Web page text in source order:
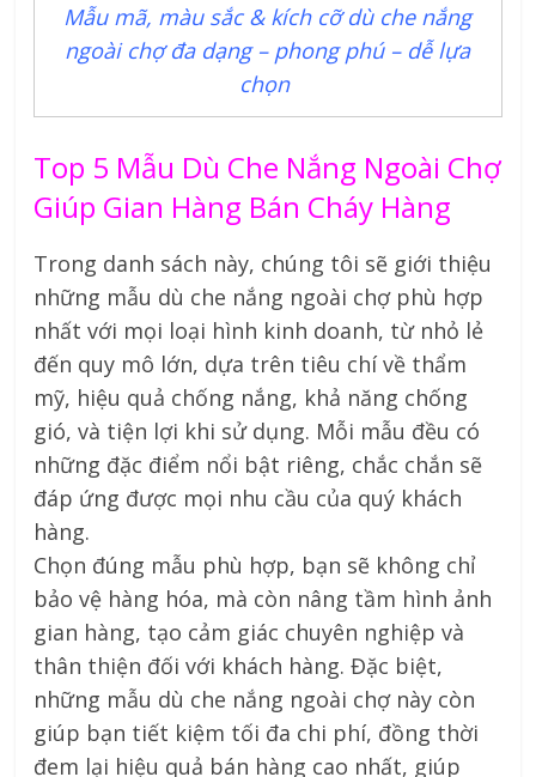
Mẫu mã, màu sắc & kích cỡ dù che nắng
ngoài chợ đa dạng – phong phú – dễ lựa
chọn
Top 5 Mẫu Dù Che Nắng Ngoài Chợ
Giúp Gian Hàng Bán Cháy Hàng
Trong danh sách này, chúng tôi sẽ giới thiệu
những mẫu dù che nắng ngoài chợ phù hợp
nhất với mọi loại hình kinh doanh, từ nhỏ lẻ
đến quy mô lớn, dựa trên tiêu chí về thẩm
mỹ, hiệu quả chống nắng, khả năng chống
gió, và tiện lợi khi sử dụng. Mỗi mẫu đều có
những đặc điểm nổi bật riêng, chắc chắn sẽ
đáp ứng được mọi nhu cầu của quý khách
hàng.
Chọn đúng mẫu phù hợp, bạn sẽ không chỉ
bảo vệ hàng hóa, mà còn nâng tầm hình ảnh
gian hàng, tạo cảm giác chuyên nghiệp và
thân thiện đối với khách hàng. Đặc biệt,
những mẫu dù che nắng ngoài chợ này còn
giúp bạn tiết kiệm tối đa chi phí, đồng thời
đem lại hiệu quả bán hàng cao nhất, giúp